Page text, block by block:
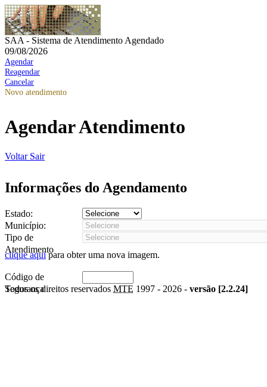
SAA - Sistema de Atendimento Agendado
09/08/2026
Agendar
Reagendar
Cancelar
Novo atendimento
Agendar Atendimento
Voltar Sair
Informações do Agendamento
Estado:
Município:
Tipo de
Atendimento
clique aquipara obter uma nova imagem.
Código de
Segurança
Todos os direitos reservados MTE 1997 - 2026 - versão [2.2.24]